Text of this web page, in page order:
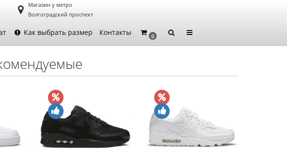
Магазин у метро
Волгоградский проспект
Как выбрать размер Контакты 0